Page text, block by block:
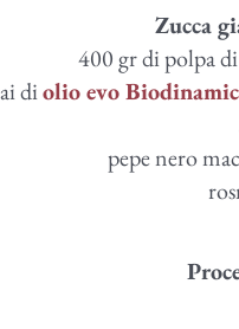
Zucca
400 gr di polpa
diolio evo
pepe nero